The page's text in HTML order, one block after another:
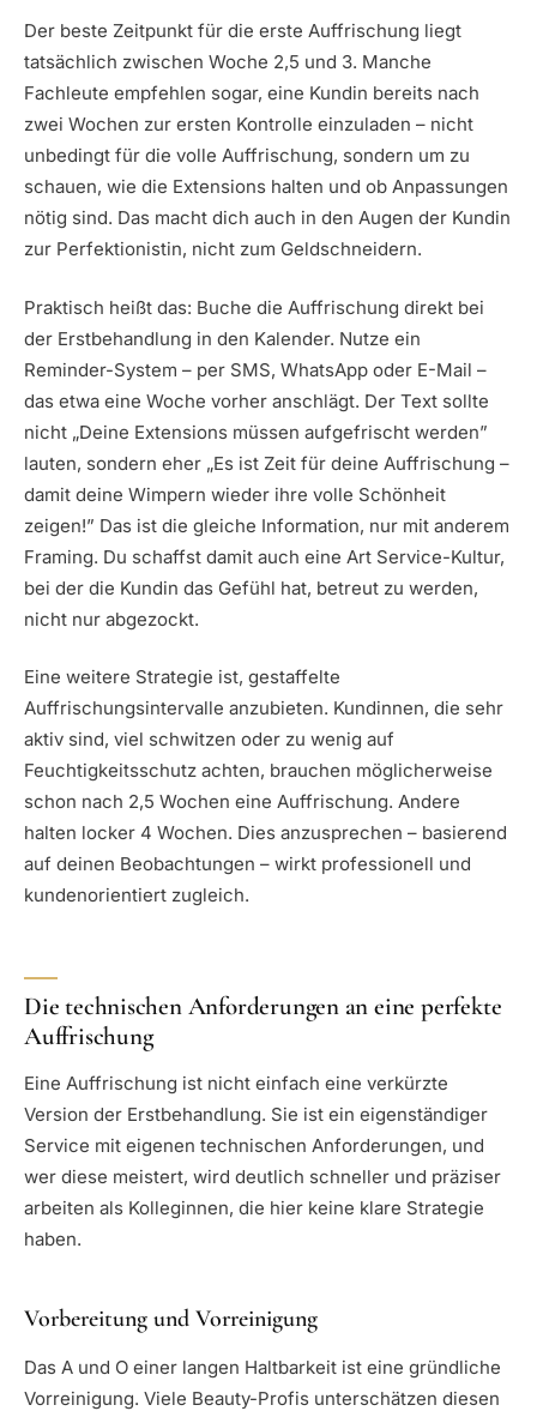
Der beste Zeitpunkt für die erste Auffrischung liegt
tatsächlich zwischen Woche 2,5 und 3. Manche
Fachleute empfehlen sogar, eine Kundin bereits nach
zwei Wochen zur ersten Kontrolle einzuladen – nicht
unbedingt für die volle Auffrischung, sondern um zu
schauen, wie die Extensions halten und ob Anpassungen
nötig sind. Das macht dich auch in den Augen der Kundin
zur Perfektionistin, nicht zum Geldschneidern.
Praktisch heißt das: Buche die Auffrischung direkt bei
der Erstbehandlung in den Kalender. Nutze ein
Reminder-System – per SMS, WhatsApp oder E-Mail –
das etwa eine Woche vorher anschlägt. Der Text sollte
nicht „Deine Extensions müssen aufgefrischt werden”
lauten, sondern eher „Es ist Zeit für deine Auffrischung –
damit deine Wimpern wieder ihre volle Schönheit
zeigen!” Das ist die gleiche Information, nur mit anderem
Framing. Du schaffst damit auch eine Art Service-Kultur,
bei der die Kundin das Gefühl hat, betreut zu werden,
nicht nur abgezockt.
Eine weitere Strategie ist, gestaffelte
Auffrischungsintervalle anzubieten. Kundinnen, die sehr
aktiv sind, viel schwitzen oder zu wenig auf
Feuchtigkeitsschutz achten, brauchen möglicherweise
schon nach 2,5 Wochen eine Auffrischung. Andere
halten locker 4 Wochen. Dies anzusprechen – basierend
auf deinen Beobachtungen – wirkt professionell und
kundenorientiert zugleich.
Die technischen Anforderungen an eine perfekte
Auffrischung
Eine Auffrischung ist nicht einfach eine verkürzte
Version der Erstbehandlung. Sie ist ein eigenständiger
Service mit eigenen technischen Anforderungen, und
wer diese meistert, wird deutlich schneller und präziser
arbeiten als Kolleginnen, die hier keine klare Strategie
haben.
Vorbereitung und Vorreinigung
Das A und O einer langen Haltbarkeit ist eine gründliche
Vorreinigung. Viele Beauty-Profis unterschätzen diesen